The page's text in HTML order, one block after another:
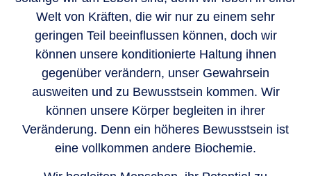
Welt von Kräften, die wir nur zu einem sehr
geringen Teil beeinflussen können, doch wir
können unsere konditionierte Haltung ihnen
gegenüber verändern, unser Gewahrsein
ausweiten und zu Bewusstsein kommen. Wir
können unsere Körper begleiten in ihrer
Veränderung. Denn ein höheres Bewusstsein ist
eine vollkommen andere Biochemie.